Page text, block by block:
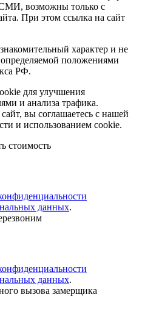
возможны только c
При этом ссылка на сайт
характер и не
положениями
РФ.
для улучшения
и анализа трафика.
вы соглашаетесь с нашей
и использованием cookie.
стоимость
данных.
данных.
вызова замерщика